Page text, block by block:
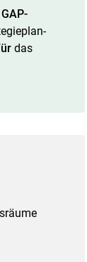
das